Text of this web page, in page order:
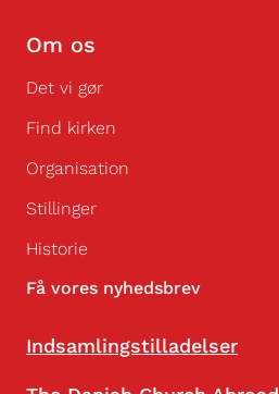
Om os
Det vi gør
Find kirken
Organisation
Stillinger
Historie
Få vores nyhedsbrev
Indsamlingstilladelser